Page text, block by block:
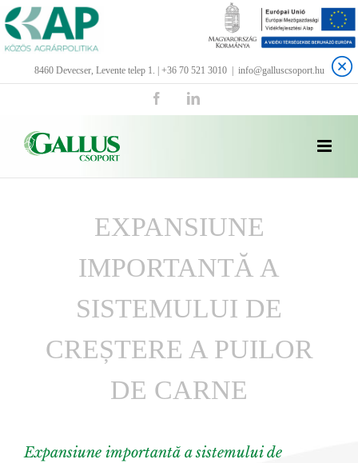
Kihagyás
8460 Devecser, Levente telep 1. | +36 70 521 3010 info@galluscsoport.hu
FacebookLinkedIn
EXPANSIUNE
IMPORTANTĂ A
SISTEMULUI DE
CREȘTERE A PUILOR
DE CARNE
Expansiune importantă a sistemului de